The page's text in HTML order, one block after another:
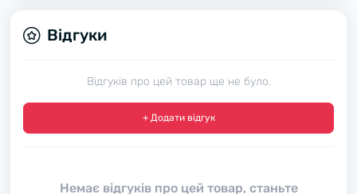
Відгуки
Відгуків про цей товар ще не було.
+ Додати відгук
Немає відгуків про цей товар, станьте